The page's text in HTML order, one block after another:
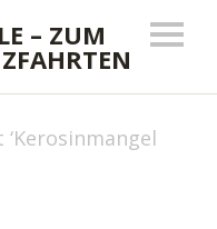
– ZUM
Kerosinmangel